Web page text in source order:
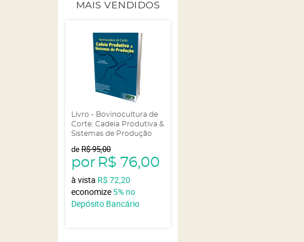
MAIS VENDIDOS
Livro - Bovinocultura de
Corte: Cadeia Produtiva &
Sistemas de Produção
deR$ 95,00
por R$ 76,00
à vista R$ 72,20
economize 5% no
Depósito Bancário